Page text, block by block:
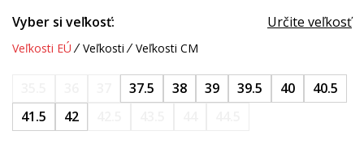
Vyber si veľkosť: Určite veľkosť
Veľkosti EÚ Veľkosti Veľkosti CM
37.5 38 39 39.5 40
40.5
41.5
42